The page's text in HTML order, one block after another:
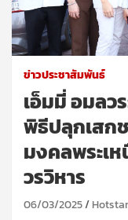
ข่าวประชาสัมพันธ์
เอ็มมี่ อมล
พิธีปลุกเสก
มงคลพระเ
วรวิหาร
06/03/2025 Hotstar